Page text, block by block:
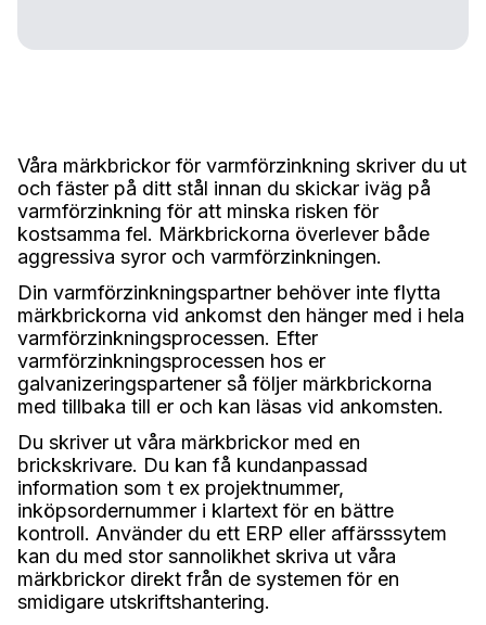
Våra märkbrickor för varmförzinkning skriver du ut
och fäster på ditt stål innan du skickar iväg på
varmförzinkning för att minska risken för
kostsamma fel. Märkbrickorna överlever både
aggressiva syror och varmförzinkningen.
Din varmförzinkningspartner behöver inte flytta
märkbrickorna vid ankomst den hänger med i hela
varmförzinkningsprocessen. Efter
varmförzinkningsprocessen hos er
galvanizeringspartener så följer märkbrickorna
med tillbaka till er och kan läsas vid ankomsten.
Du skriver ut våra märkbrickor med en
brickskrivare. Du kan få kundanpassad
information som t ex projektnummer,
inköpsordernummer i klartext för en bättre
kontroll. Använder du ett ERP eller affärsssytem
kan du med stor sannolikhet skriva ut våra
märkbrickor direkt från de systemen för en
smidigare utskriftshantering.